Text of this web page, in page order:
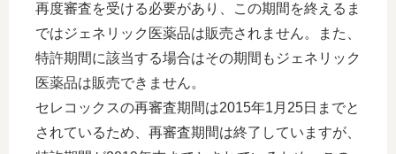
再度審査を受ける必要があり、この期間を終えるま
ではジェネリック医薬品は販売されません。また、
特許期間に該当する場合はその期間もジェネリック
医薬品は販売できません。
セレコックスの再審査期間は2015年1月25日までと
されているため、再審査期間は終了していますが、